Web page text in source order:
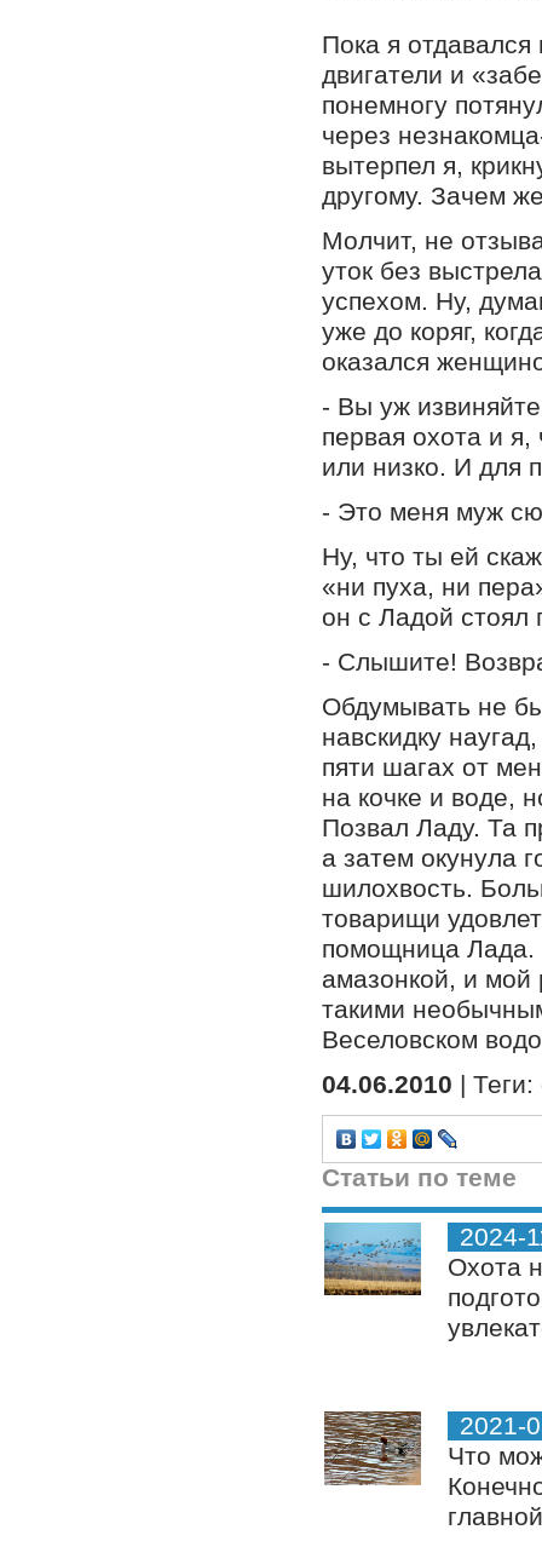
Пока я
двигатели и
понемногу
через
вытерпел я,
другому. Зачем
Молчит, не
уток без
успехом. Ну,
уже до коряг,
оказался
- Вы уж
первая охота и я,
или низко. И для
- Это меня муж
Ну, что ты ей
«ни пуха, ни
он с Ладой стоял
- Слышите!
Обдумывать не
навскидку
пяти шагах от
на кочке и воде,
Позвал Ладу. Та
а затем окунула
шилохвость.
товарищи
помощница Лада.
амазонкой, и мой
такими
Веселовском
04.06.2010 | Теги:
Статьи по теме
2024-
Охота
2021-
Что